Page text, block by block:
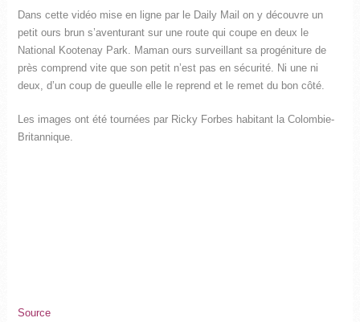
Dans cette vidéo mise en ligne par le Daily Mail on y découvre un
petit ours brun s’aventurant sur une route qui coupe en deux le
National Kootenay Park. Maman ours surveillant sa progéniture de
près comprend vite que son petit n’est pas en sécurité. Ni une ni
deux, d’un coup de gueulle elle le reprend et le remet du bon côté.
Les images ont été tournées par Ricky Forbes habitant la Colombie-
Britannique.
Source